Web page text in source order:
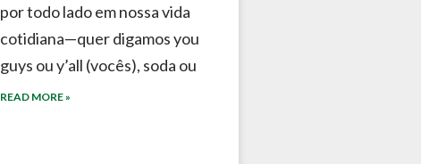
por todo lado em nossa vida
cotidiana—quer digamos you
guys ou y’all (vocês), soda ou
READ MORE »